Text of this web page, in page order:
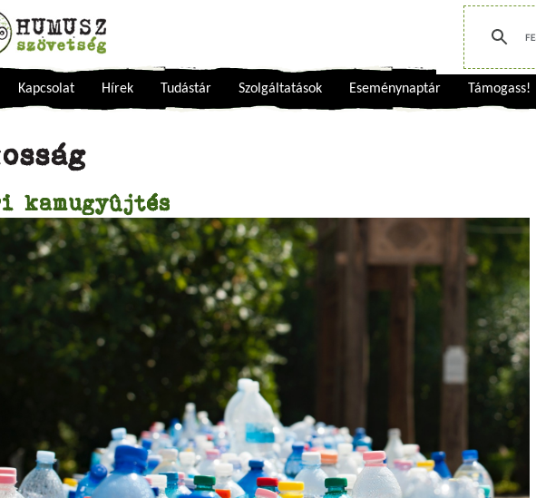
Kapcsolat Hírek Tudástár Szolgáltatások Eseménynaptár Támogass!
kamugyûjtés